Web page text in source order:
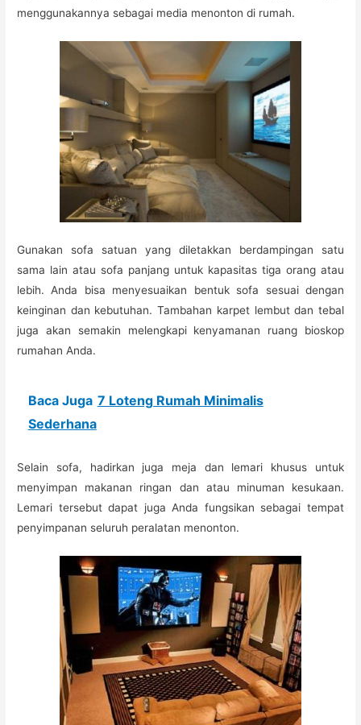
menggunakannya sebagai media menonton di rumah.
Gunakan sofa satuan yang diletakkan berdampingan satu
sama lain atau sofa panjang untuk kapasitas tiga orang atau
lebih. Anda bisa menyesuaikan bentuk sofa sesuai dengan
keinginan dan kebutuhan. Tambahan karpet lembut dan tebal
juga akan semakin melengkapi kenyamanan ruang bioskop
rumahan Anda.
Baca Juga 7 Loteng Rumah Minimalis
Sederhana
Selain sofa, hadirkan juga meja dan lemari khusus untuk
menyimpan makanan ringan dan atau minuman kesukaan.
Lemari tersebut dapat juga Anda fungsikan sebagai tempat
penyimpanan seluruh peralatan menonton.